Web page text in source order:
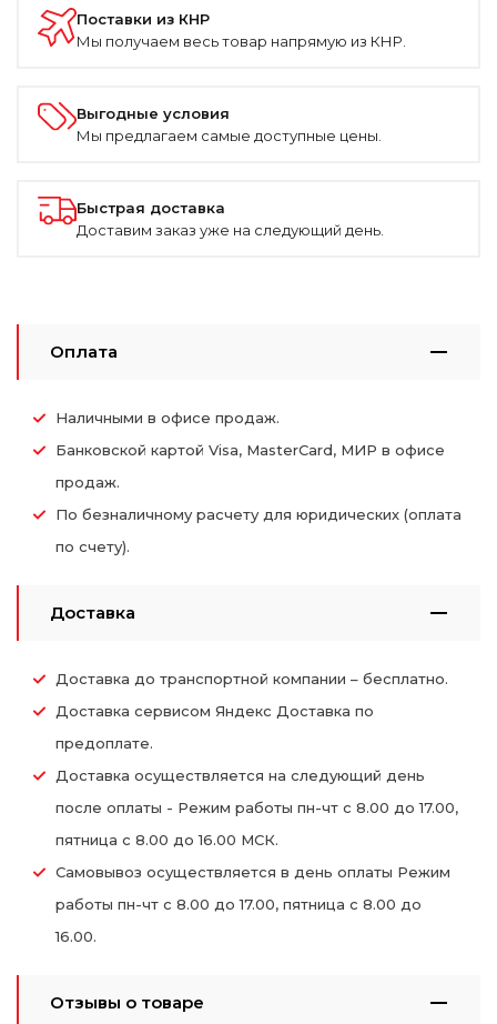
Поставки из КНР
Мы получаем весь товар напрямую из КНР.
Выгодные условия
Мы предлагаем самые доступные цены.
Быстрая доставка
Доставим заказ уже на следующий день.
Оплата
Наличными в офисе продаж.
Банковской картой Visa, MasterCard, МИР в офисе
продаж.
По безналичному расчету для юридических (оплата
по счету).
Доставка
Доставка до транспортной компании – бесплатно.
Доставка сервисом Яндекс Доставка по
предоплате.
Доставка осуществляется на следующий день
после оплаты - Режим работы пн-чт с 8.00 до 17.00,
пятница с 8.00 до 16.00 МСК.
Самовывоз осуществляется в день оплаты Режим
работы пн-чт с 8.00 до 17.00, пятница с 8.00 до
16.00.
Отзывы о товаре